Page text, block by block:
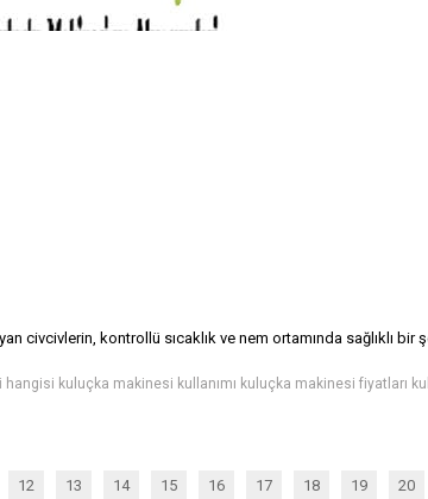
civcivlerin, kontrollü sıcaklık ve nem ortamında sağlıklı bir
12 13 14 15 16 17 18 19 20